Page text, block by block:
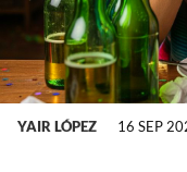
YAIR LÓPEZ 16 SEP